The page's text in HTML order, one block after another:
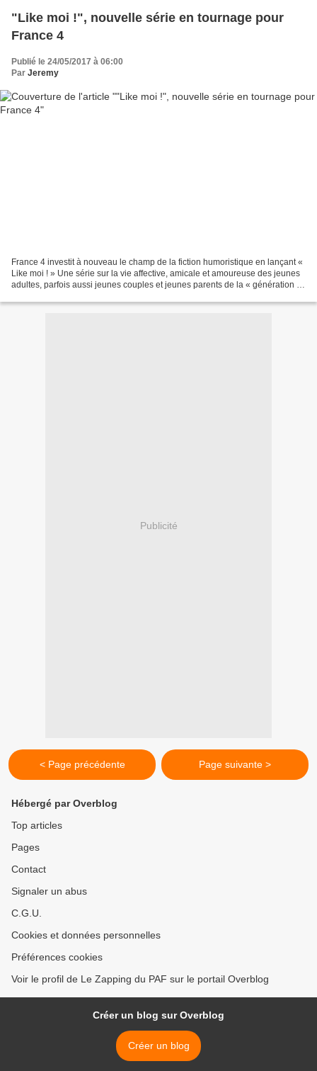
"Like moi !", nouvelle série en tournage pour
France 4
Publié le 24/05/2017 à 06:00
Par Jeremy
France 4 investit à nouveau le champ de la fiction humoristique en lançant «
Like moi ! » Une série sur la vie affective, amicale et amoureuse des jeunes
adultes, parfois aussi jeunes couples et jeunes parents de la « génération Y
Publicité
< Page précédente Page suivante >
Hébergé par Overblog
Top articles
Pages
Contact
Signaler un abus
C.G.U.
Cookies et données personnelles
Préférences cookies
Voir le profil de Le Zapping du PAF sur le portail Overblog
Créer un blog sur Overblog
Créer un blog